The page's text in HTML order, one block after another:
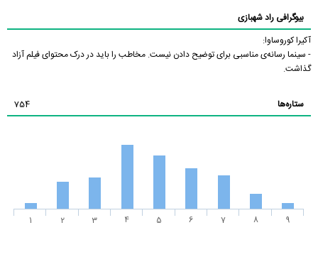
بیوگرافی راد شهبازی
آکیرا کوروساوا:
- سینما رسانه‌ی مناسبی برای توضیح دادن نیست. مخاطب را باید در درک محتوای فیلم آزاد
گذاشت.
ستاره‌ها 754
1 2 3 4 5 6 7 8 9